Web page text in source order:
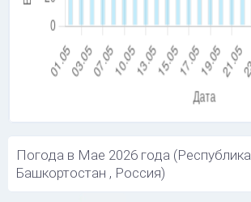
Погода в Мае 2026 года (Республика
Башкортостан , Россия)